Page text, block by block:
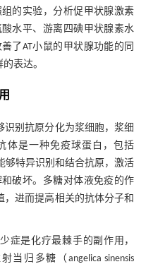
的实验，分析促甲状腺激素
水平、游离四碘甲状腺素水
了AT小鼠的甲状腺功能的同
表达。
识别抗原分化为浆细胞，浆细
体是一种免疫球蛋白，包括
够特异识别和结合抗原，激活
破坏。多糖对体液免疫的作
，进而提高相关的抗体分子和
症是化疗最棘手的副作用，
当归多糖（angelica sinensis